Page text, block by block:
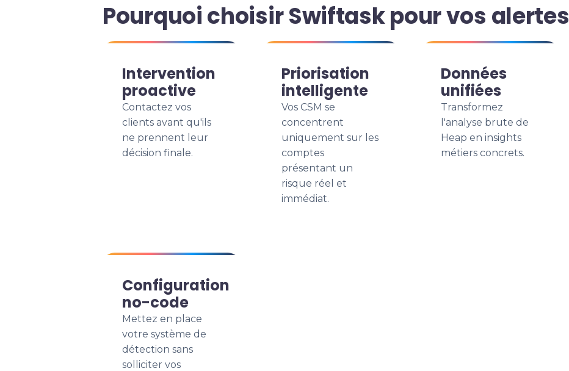
Pourquoi choisir Swiftask pour vos alertes
Intervention
proactive
Contactez vos
clients avant qu'ils
ne prennent leur
décision finale.
Priorisation
intelligente
Vos CSM se
concentrent
uniquement sur les
comptes
présentant un
risque réel et
immédiat.
Données
unifiées
Transformez
l'analyse brute de
Heap en insights
métiers concrets.
Configuration
no-code
Mettez en place
votre système de
détection sans
solliciter vos